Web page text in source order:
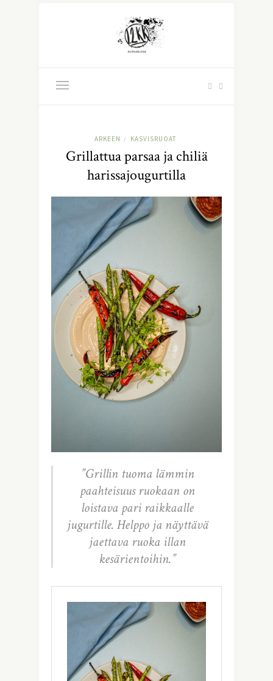
ARKEEN / KASVISRUOAT
Grillattua parsaa ja chiliä
harissajougurtilla
”Grillin tuoma lämmin
paahteisuus ruokaan on
loistava pari raikkaalle
jugurtille. Helppo ja näyttävä
jaettava ruoka illan
kesärientoihin.”